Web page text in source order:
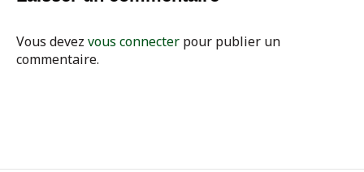
Vous devez vous connecter pour publier un
commentaire.